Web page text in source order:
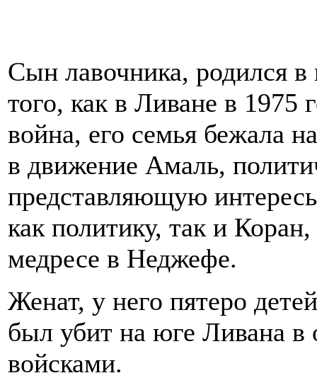
Сын лавочника, родился
того, как в Ливане в 1975
война, его семья бежала
в движение Амаль,
представляющую
как политику, так и
медресе в Неджефе.
Женат, у него пятеро
был убит на юге Ливана в
войсками.